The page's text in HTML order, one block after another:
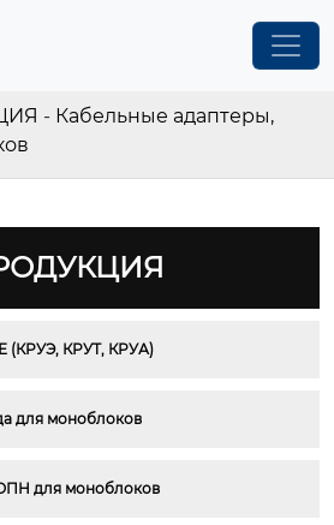
- Кабельные адаптеры,
КРУТ, КРУА)
для моноблоков
для моноблоков